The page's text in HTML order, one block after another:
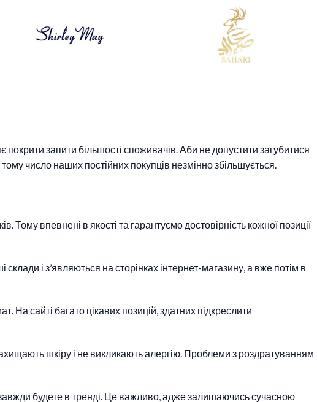
покрити запити більшості споживачів. Аби не допустити загубитися
число наших постійних покупців незмінно збільшується.
впевнені в якості та гарантуємо достовірність кожної позиції
і з’являються на сторінках інтернет-магазину, а вже потім в
На сайті багато цікавих позицій, здатних підкреслити
шкіру і не викликають алергію. Проблеми з роздратуванням
будете в тренді. Це важливо, адже залишаючись сучасною